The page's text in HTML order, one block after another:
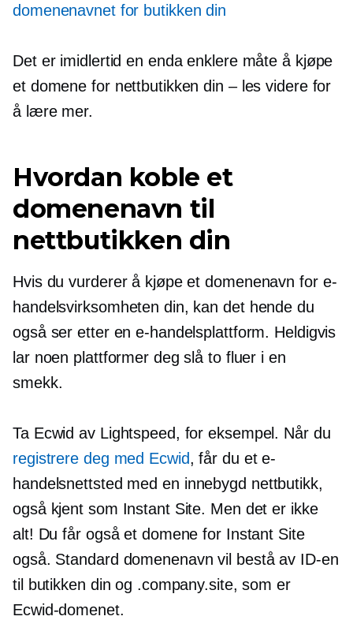
domenenavnet for butikken din
Det er imidlertid en enda enklere måte å kjøpe
et domene for nettbutikken din – les videre for
å lære mer.
Hvordan koble et
domenenavn til
nettbutikken din
Hvis du vurderer å kjøpe et domenenavn for e-
handelsvirksomheten din, kan det hende du
også ser etter en e-handelsplattform. Heldigvis
lar noen plattformer deg slå to fluer i en
smekk.
Ta Ecwid av Lightspeed, for eksempel. Når du
registrere deg med Ecwid, får du et e-
handelsnettsted med en innebygd nettbutikk,
også kjent som Instant Site. Men det er ikke
alt! Du får også et domene for Instant Site
også. Standard domenenavn vil bestå av ID-en
til butikken din og .company.site, som er
Ecwid-domenet.